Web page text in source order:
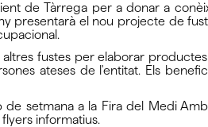
de Tàrrega per a donar a
presentarà el nou projecte de
fustes per elaborar
ateses de l'entitat. Els
setmana a la Fira del Medi
informatius.